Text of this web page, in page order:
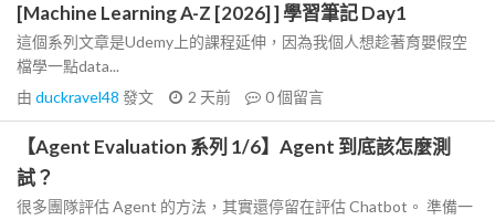
[Machine Learning A-Z [2026] ] 學習筆記 Day1
這個系列文章是Udemy上的課程延伸，因為我個人想趁著育嬰假空
檔學一點data...
由 duckravel48 發文 2 天前 0個留言
【Agent Evaluation 系列 1/6】Agent 到底該怎麼測
試？
很多團隊評估 Agent 的方法，其實還停留在評估 Chatbot。 準備一